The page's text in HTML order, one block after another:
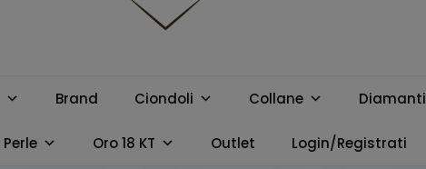
MESSINA
CAMPOBELLO
migliori marchi.
Brand Ciondoli Collane Diamanti
Perle Oro 18 KT Outlet Login/Registrati